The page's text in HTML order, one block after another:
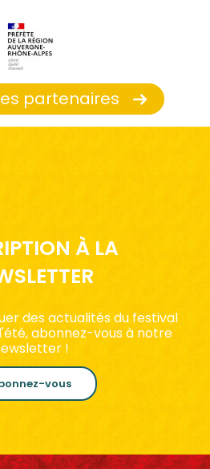
partenaires
À LA
des actualités du festival
abonnez-vous à notre
!
vous